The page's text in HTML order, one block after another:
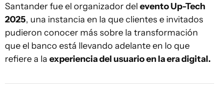
Santander fue el organizador del evento Up-Tech
2025, una instancia en la que clientes e invitados
pudieron conocer más sobre la transformación
que el banco está llevando adelante en lo que
refiere a la experiencia del usuario en la era digital.